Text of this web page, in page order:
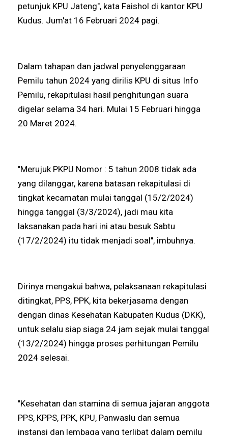
petunjuk KPU Jateng", kata Faishol di kantor KPU
Kudus. Jum'at 16 Februari 2024 pagi.
Dalam tahapan dan jadwal penyelenggaraan
Pemilu tahun 2024 yang dirilis KPU di situs Info
Pemilu, rekapitulasi hasil penghitungan suara
digelar selama 34 hari. Mulai 15 Februari hingga
20 Maret 2024.
"Merujuk PKPU Nomor : 5 tahun 2008 tidak ada
yang dilanggar, karena batasan rekapitulasi di
tingkat kecamatan mulai tanggal (15/2/2024)
hingga tanggal (3/3/2024), jadi mau kita
laksanakan pada hari ini atau besuk Sabtu
(17/2/2024) itu tidak menjadi soal", imbuhnya.
Dirinya mengakui bahwa, pelaksanaan rekapitulasi
ditingkat, PPS, PPK, kita bekerjasama dengan
dengan dinas Kesehatan Kabupaten Kudus (DKK),
untuk selalu siap siaga 24 jam sejak mulai tanggal
(13/2/2024) hingga proses perhitungan Pemilu
2024 selesai.
"Kesehatan dan stamina di semua jajaran anggota
PPS, KPPS, PPK, KPU, Panwaslu dan semua
instansi dan lembaga yang terlibat dalam pemilu